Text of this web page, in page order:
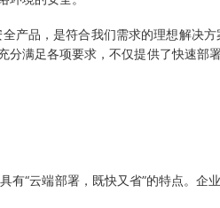
产品，是符合我们需求的理想解决方
分满足各项要求，不仅提供了快速部
有“云端部署，既快又省”的特点。企